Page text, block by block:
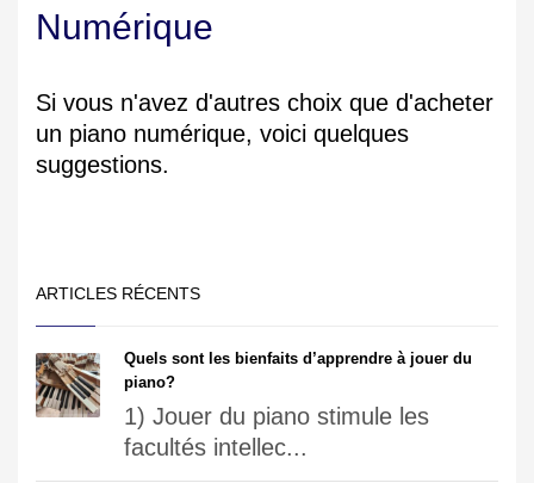
Numérique
Si vous n'avez d'autres choix que d'acheter
un piano numérique, voici quelques
suggestions.
ARTICLES RÉCENTS
Quels sont les bienfaits d’apprendre à jouer du
piano?
1) Jouer du piano stimule les
facultés intellec...